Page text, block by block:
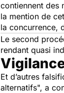
contiennent des
la mention de
la concurrence,
Le second
rendant quasi
Et d’autres
alternatifs", a